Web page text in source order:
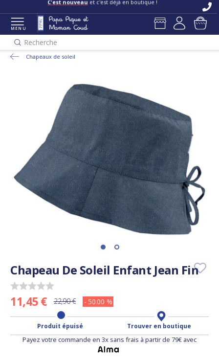
C'est nouveau et c'est déjà en boutique !
MENU
Recherche
Chapeaux de soleil
Chapeau De Soleil Enfant Jean Fin
11,45 € 22,90 € - 50.00 %
Produit épuisé Trouver en boutique
Payez votre commande en 3x sans frais à partir de 79€ avec